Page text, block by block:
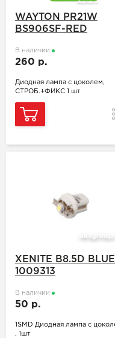
WAYTON PR21W
BS906SF-RED
В наличии
260 р.
Диодная лампа с цоколем,
СТРОБ.+ФИКС 1 шт
XENITE B8.5D BLUE
1009313
В наличии
50 р.
1SMD Диодная лампа с
, 1шт